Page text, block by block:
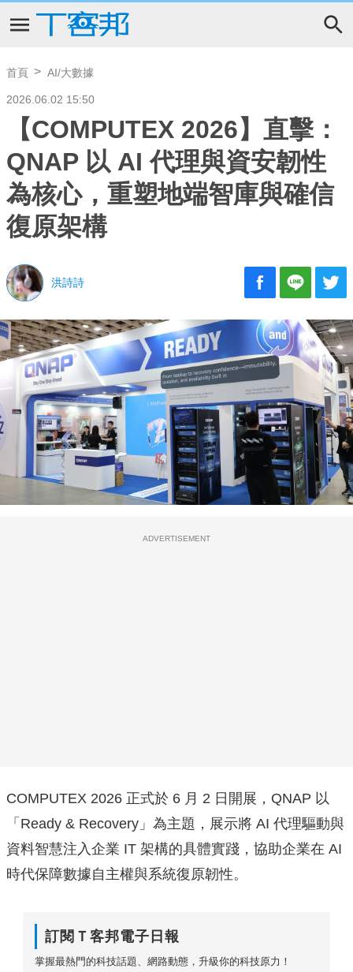
首頁 AI/大數據
2026.06.02 15:50
【COMPUTEX 2026】直擊：
QNAP 以 AI 代理與資安韌性
為核心，重塑地端智庫與確信
復原架構
洪詩詩
ADVERTISEMENT
COMPUTEX 2026 正式於 6 月 2 日開展，QNAP 以
「Ready & Recovery」為主題，展示將 AI 代理驅動與
資料智慧注入企業 IT 架構的具體實踐，協助企業在 AI
時代保障數據自主權與系統復原韌性。
訂閱Ｔ客邦電子日報
掌握最熱門的科技話題、網路動態，升級你的科技原力！